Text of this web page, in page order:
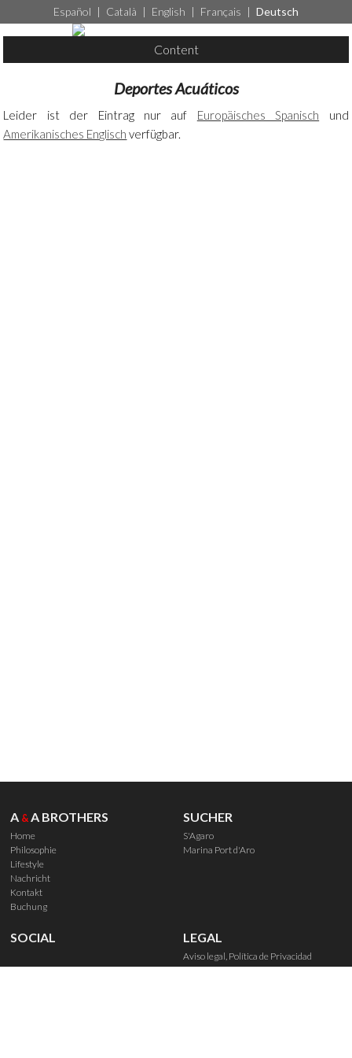
Español | Català | English | Français | Deutsch
Content
Deportes Acuáticos
Leider ist der Eintrag nur auf Europäisches Spanisch und
Amerikanisches Englisch verfügbar.
A &A BROTHERS
Home
Philosophie
Lifestyle
Nachricht
Kontakt
Buchung
SUCHER
S'Agaro
Marina Port d'Aro
SOCIAL LEGAL
Aviso legal, Política de Privacidad
Política de Cookies